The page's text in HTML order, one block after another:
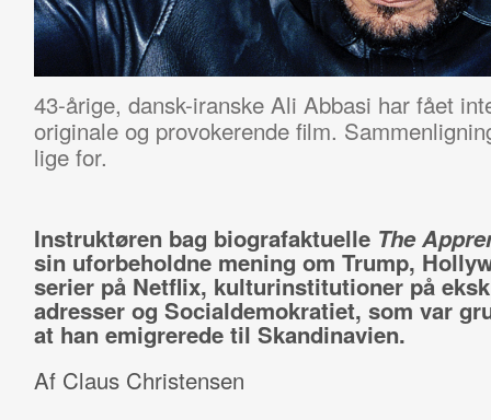
43-årige, dansk-iranske Ali Abbasi har fået
originale og provokerende film.
lige for.
Instruktøren bag biografaktuelle The
sin uforbeholdne mening om Trump,
serier på Netflix, kulturinstitutioner på
adresser og Socialdemokratiet, som var
at han emigrerede til Skandinavien.
Af Claus Christensen